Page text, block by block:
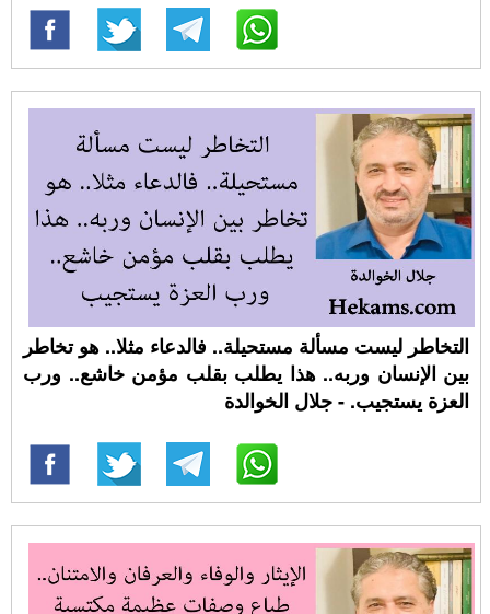
التخاطر ليست مسألة مستحيلة.. فالدعاء مثلا.. هو تخاطر
بين الإنسان وربه.. هذا يطلب بقلب مؤمن خاشع.. ورب
العزة يستجيب. - جلال الخوالدة